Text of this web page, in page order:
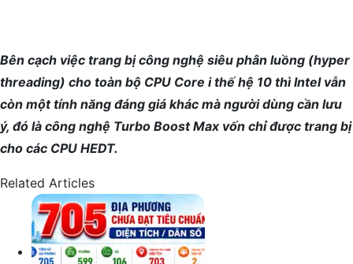
Bên cạch việc trang bị công nghệ siêu phân luồng (hyper
threading) cho toàn bộ CPU Core i thế hệ 10 thì Intel vẫn
còn một tính năng đáng giá khác mà người dùng cần lưu
ý, đó là công nghệ Turbo Boost Max vốn chỉ được trang bị
cho các CPU HEDT.
Related Articles